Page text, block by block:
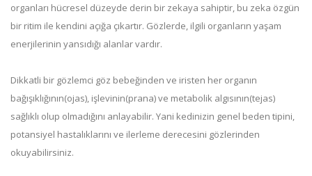
organları hücresel düzeyde derin bir zekaya sahiptir, bu zeka özgün
bir ritim ile kendini açığa çıkartır. Gözlerde, ilgili organların yaşam
enerjilerinin yansıdığı alanlar vardır.
Dikkatli bir gözlemci göz bebeğinden ve iristen her organın
bağışıklığının(ojas), işlevinin(prana) ve metabolik algısının(tejas)
sağlıklı olup olmadığını anlayabilir. Yani kedinizin genel beden tipini,
potansiyel hastalıklarını ve ilerleme derecesini gözlerinden
okuyabilirsiniz.